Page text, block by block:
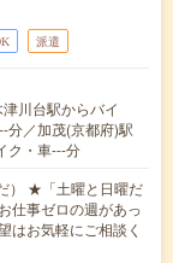
派遣
川台駅からバイ
分／加茂(京都府)駅
ク・車---分
） ★「土曜と日曜だ
仕事ゼロの週があっ
はお気軽にご相談く